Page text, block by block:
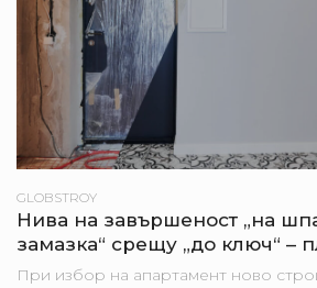
GLOBSTROY
Нива на завършеност „на
замазка“ срещу „до ключ“ –
минуси за купувача
При избор на апартамент ново